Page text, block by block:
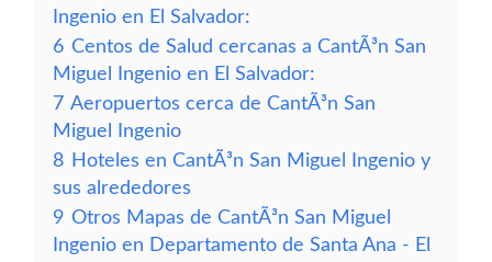
Ingenio en El Salvador:
6 Centos de Salud cercanas a CantÃ³n San
Miguel Ingenio en El Salvador:
7 Aeropuertos cerca de CantÃ³n San
Miguel Ingenio
8 Hoteles en CantÃ³n San Miguel Ingenio y
sus alrededores
9 Otros Mapas de CantÃ³n San Miguel
Ingenio en Departamento de Santa Ana - El